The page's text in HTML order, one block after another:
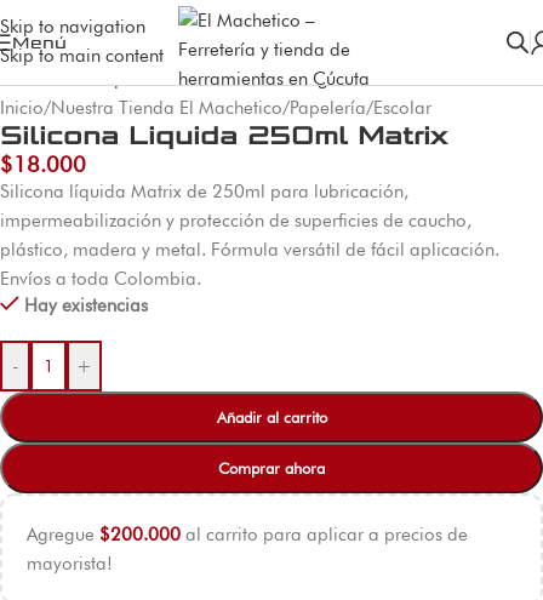
Skip to navigation
Skip to main content
Menú
Inicio/Nuestra Tienda El Machetico/Papelería/Escolar
Silicona Liquida 250ml Matrix
$18.000
Silicona líquida Matrix de 250ml para lubricación,
impermeabilización y protección de superficies de caucho,
plástico, madera y metal. Fórmula versátil de fácil aplicación.
Envíos a toda Colombia.
Hay existencias
- +
Añadir al carrito
Comprar ahora
Agregue $200.000 al carrito para aplicar a precios de
mayorista!